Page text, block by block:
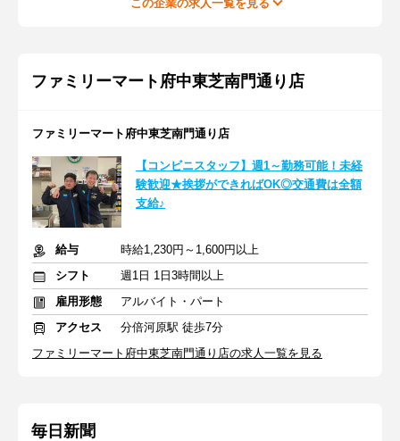
この企業の求人一覧を見る
ファミリーマート府中東芝南門通り店
ファミリーマート府中東芝南門通り店
【コンビニスタッフ】週1～勤務可能！未経
験歓迎★挨拶ができればOK◎交通費は全額
支給♪
給与
時給1,230円～1,600円以上
シフト
週1日 1日3時間以上
雇用形態
アルバイト・パート
アクセス
分倍河原駅 徒歩7分
ファミリーマート府中東芝南門通り店の求人一覧を見る
毎日新聞